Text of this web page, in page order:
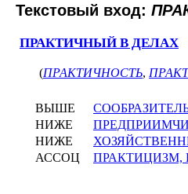
Текстовый вход:
ПРАКТИЧНЫЙ В ДЕЛАХ
(ПРАКТИЧНОСТЬ,
ВЫШЕ
НИЖЕ
НИЖЕ
АССОЦ
ПРАКТИЦИЗМ,